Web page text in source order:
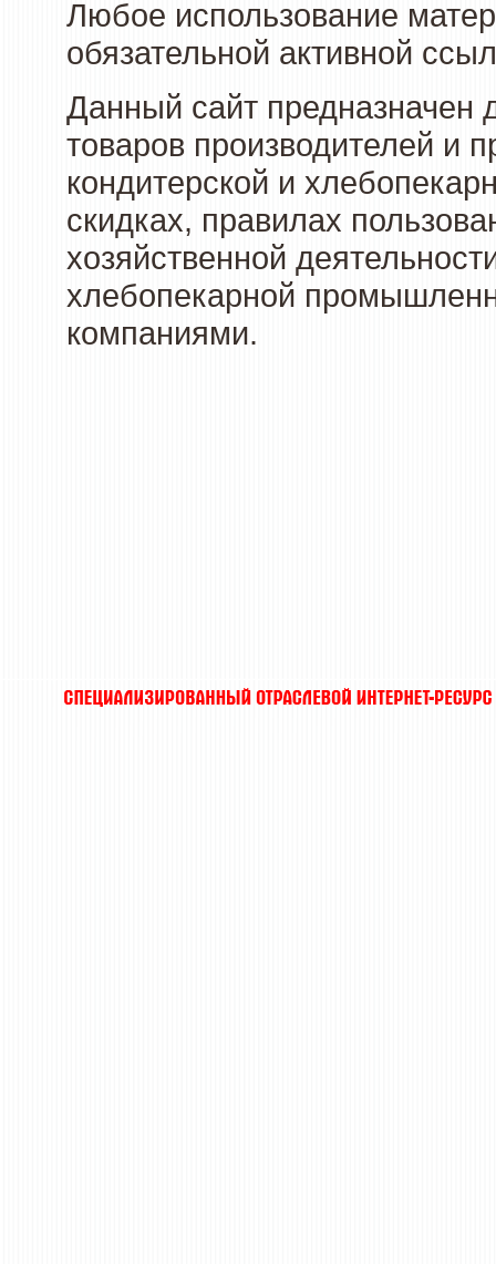
Любое использование
обязательной активной
Данный сайт предназначен
товаров производителей и
кондитерской и
скидках, правилах
хозяйственной
хлебопекарной
компаниями.